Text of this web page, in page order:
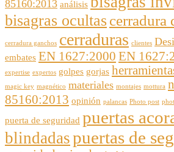
85160:2013 análisis
bisagras ocultascerradura
cerradura ganchos cerraduras clientes
embates EN 1627:2000 EN
expertise expertos golpes gorjas
magic key magnético materiales montajes mottura
85160:2013 opinión palancas Photo post
puerta de seguridad puertas
blindadaspuertas de